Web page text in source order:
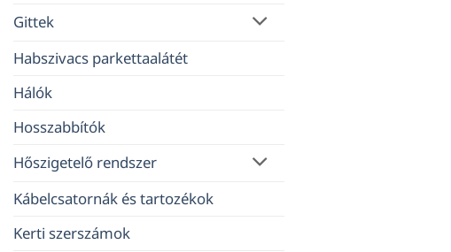
Gittek
Habszivacs parkettaalátét
Hálók
Hosszabbítók
Hőszigetelő rendszer
Kábelcsatornák és tartozékok
Kerti szerszámok